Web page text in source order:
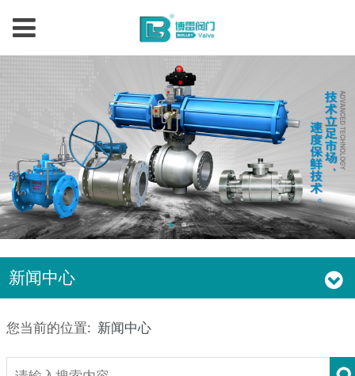
新闻中心
您当前的位置: 新闻中心